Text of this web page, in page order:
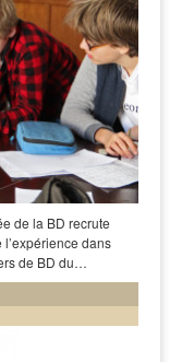
de la BD recrute
l’expérience dans
de BD du…